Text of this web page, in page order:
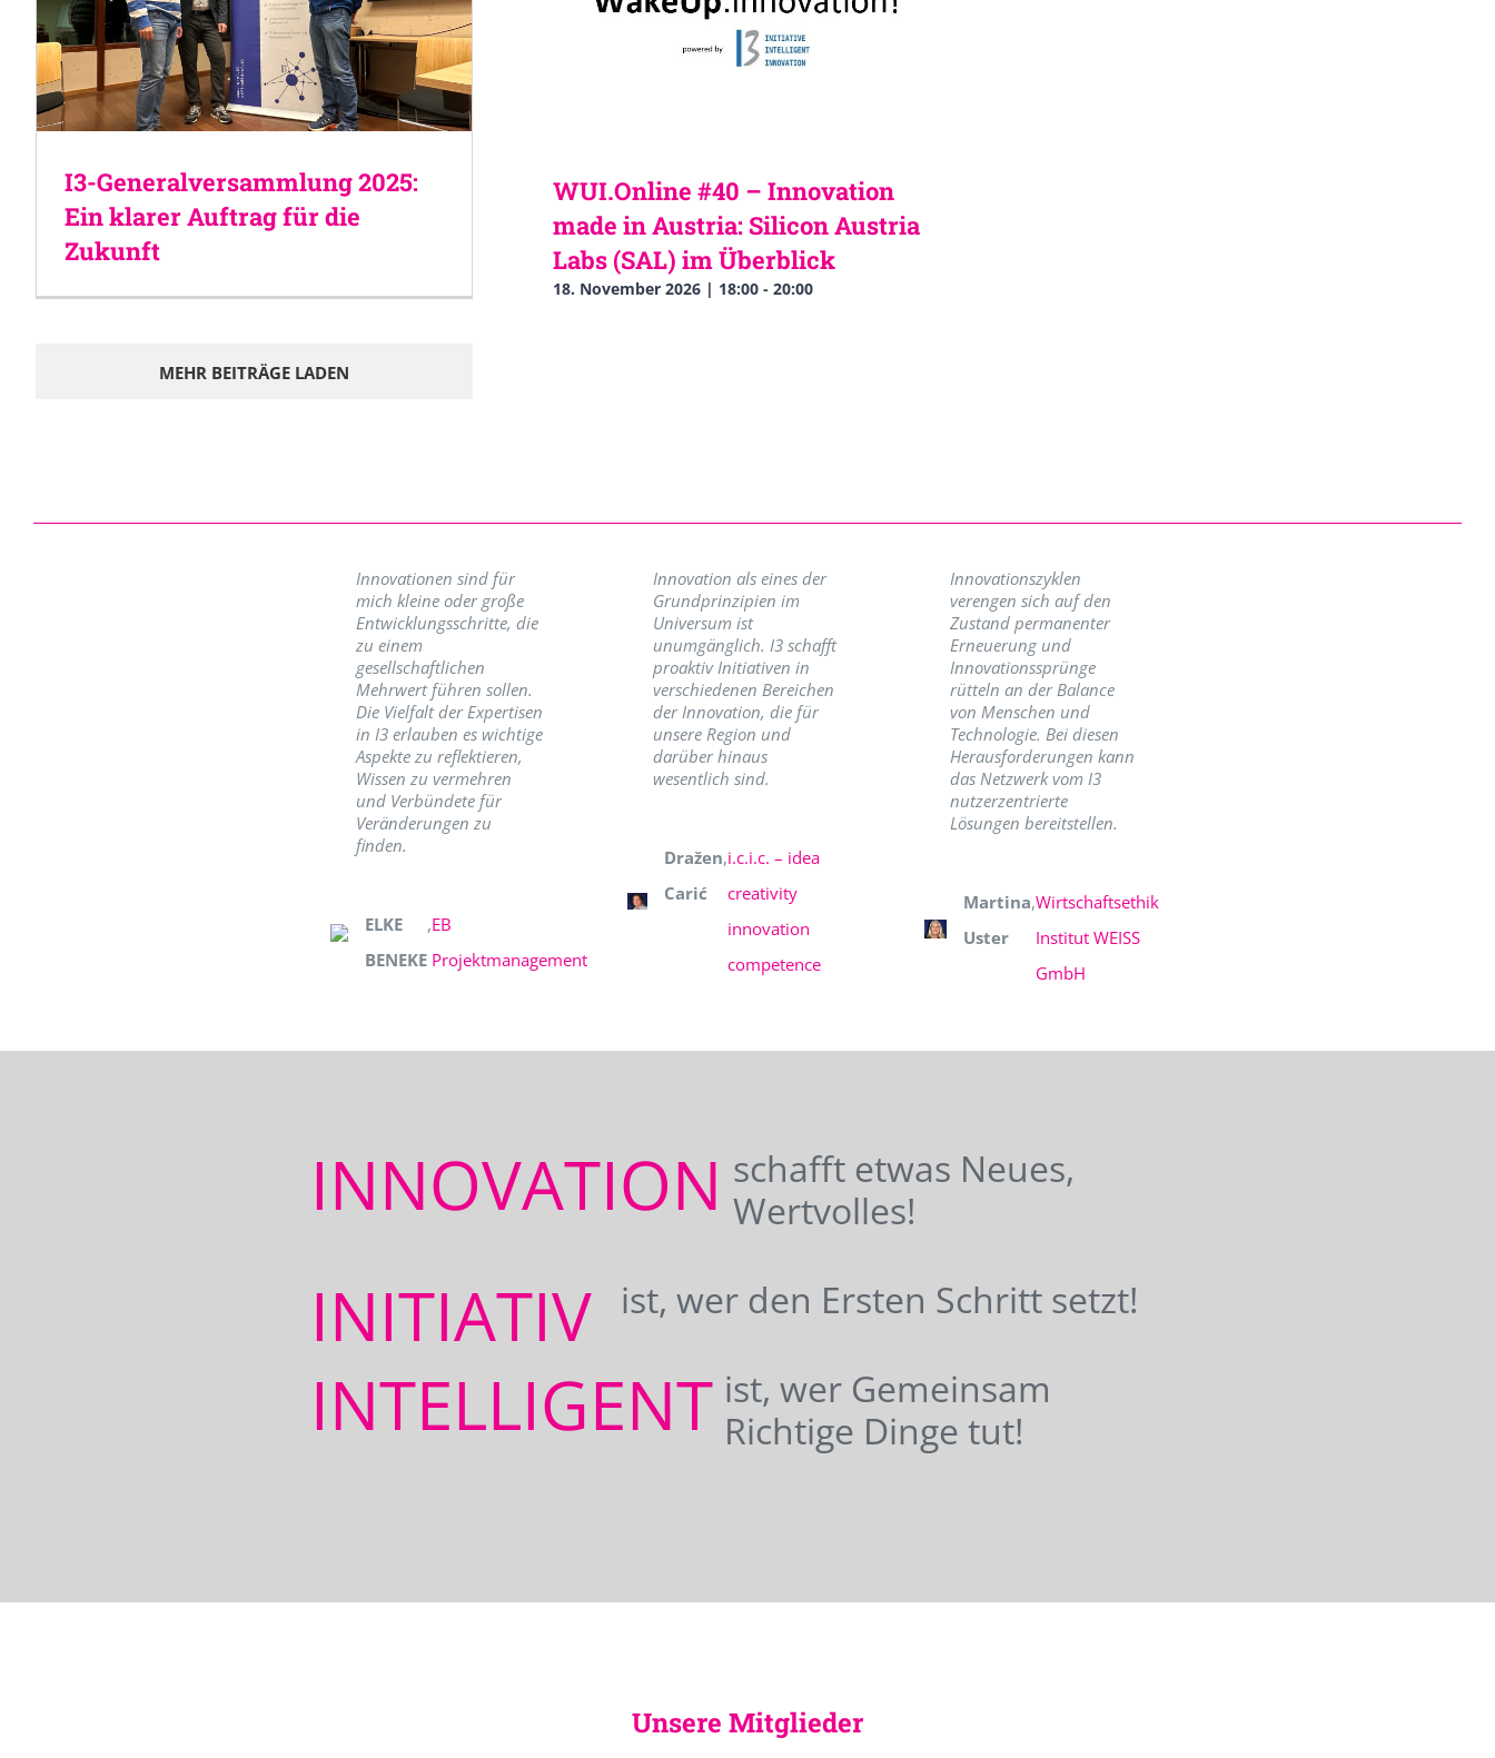
I3-Generalversammlung 2025:
Ein klarer Auftrag für die
Zukunft
MEHR BEITRÄGE LADEN
WUI.Online #40 – Innovation
made in Austria: Silicon Austria
Labs (SAL) im Überblick
18. November 2026 | 18:00- 20:00
Innovationen sind für
mich kleine oder große
Entwicklungsschritte, die
zu einem
gesellschaftlichen
Mehrwert führen sollen.
Die Vielfalt der Expertisen
in I3 erlauben es wichtige
Aspekte zu reflektieren,
Wissen zu vermehren
und Verbündete für
Veränderungen zu
finden.
ELKE
BENEKE
,EB
Projektmanagement
Innovation als eines der
Grundprinzipien im
Universum ist
unumgänglich. I3 schafft
proaktiv Initiativen in
verschiedenen Bereichen
der Innovation, die für
unsere Region und
darüber hinaus
wesentlich sind.
Dražen
Carić
,i.c.i.c. – idea
creativity
innovation
competence
Innovationszyklen
verengen sich auf den
Zustand permanenter
Erneuerung und
Innovationssprünge
rütteln an der Balance
von Menschen und
Technologie. Bei diesen
Herausforderungen kann
das Netzwerk vom I3
nutzerzentrierte
Lösungen bereitstellen.
Martina
Uster
,Wirtschaftsethik
Institut WEISS
GmbH
INNOVATION schafft etwas Neues,
Wertvolles!
INITIATIV ist, wer den Ersten Schritt setzt!
INTELLIGENT ist, wer Gemeinsam
Richtige Dinge tut!
Unsere Mitglieder